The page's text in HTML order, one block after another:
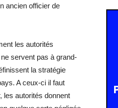
ancien officier de
les autorités
servent pas à grand-
la stratégie
A ceux-ci il faut
les autorités donnent